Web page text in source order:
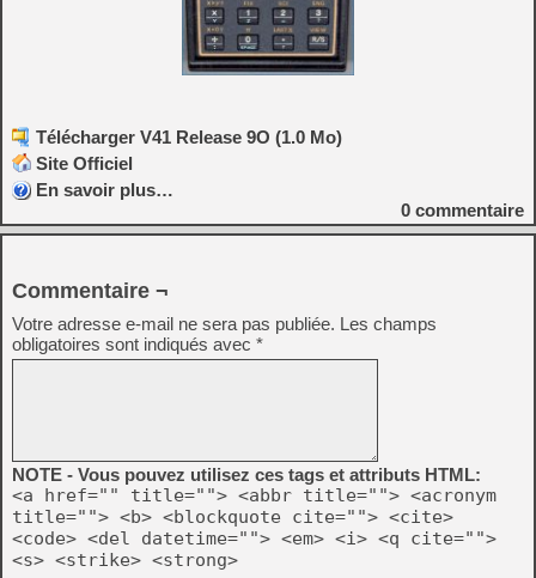
Télécharger V41 Release 9O (1.0 Mo)
Site Officiel
En savoir plus…
0 commentaire
Commentaire ¬
Votre adresse e-mail ne sera pas publiée. Les champs
obligatoires sont indiqués avec *
NOTE - Vous pouvez utilisez ces tags et attributs HTML:
<a href="" title=""> <abbr title=""> <acronym
title=""> <b> <blockquote cite=""> <cite>
<code> <del datetime=""> <em> <i> <q cite="">
<s> <strike> <strong>